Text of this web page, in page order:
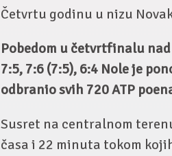
Četvrtu godinu u nizu
Pobedom u četvrtfinalu
7:5, 7:6 (7:5), 6:4 Nole je
odbranio svih 720 ATP
Susret na centralnom
časa i 22 minuta tokom